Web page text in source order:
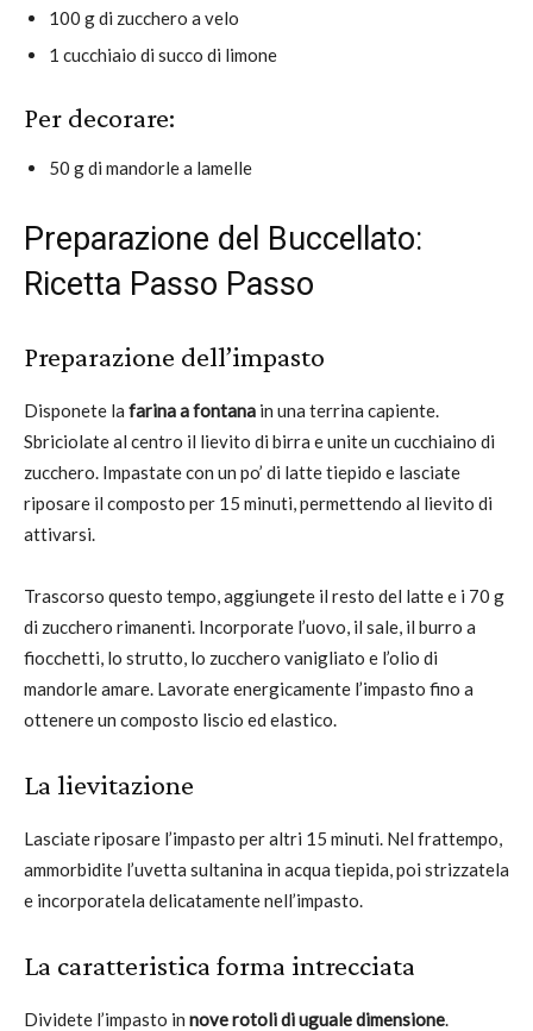
100 g di zucchero a velo
1 cucchiaio di succo di limone
Per decorare:
50 g di mandorle a lamelle
Preparazione del Buccellato:
Ricetta Passo Passo
Preparazione dell’impasto
Disponete la farina a fontana in una terrina capiente.
Sbriciolate al centro il lievito di birra e unite un cucchiaino di
zucchero. Impastate con un po’ di latte tiepido e lasciate
riposare il composto per 15 minuti, permettendo al lievito di
attivarsi.
Trascorso questo tempo, aggiungete il resto del latte e i 70 g
di zucchero rimanenti. Incorporate l’uovo, il sale, il burro a
fiocchetti, lo strutto, lo zucchero vanigliato e l’olio di
mandorle amare. Lavorate energicamente l’impasto fino a
ottenere un composto liscio ed elastico.
La lievitazione
Lasciate riposare l’impasto per altri 15 minuti. Nel frattempo,
ammorbidite l’uvetta sultanina in acqua tiepida, poi strizzatela
e incorporatela delicatamente nell’impasto.
La caratteristica forma intrecciata
Dividete l’impasto in nove rotoli di uguale dimensione.